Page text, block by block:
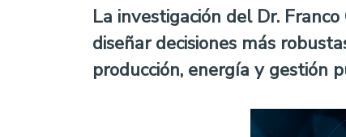
La investigación del Dr.
diseñar decisiones más
producción, energía y gestión